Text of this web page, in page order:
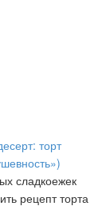
торт
сладкоежек
рецепт торта